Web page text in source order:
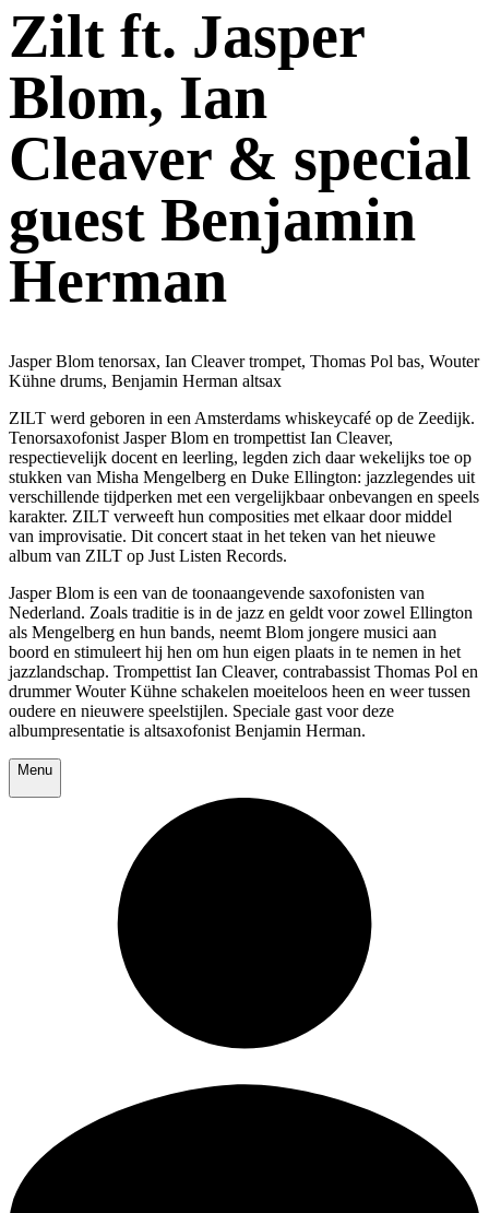
Zilt ft. Jasper
Blom, Ian
Cleaver & special
guest Benjamin
Herman
Jasper Blom tenorsax, Ian Cleaver trompet, Thomas Pol bas, Wouter
Kühne drums, Benjamin Herman altsax
ZILT werd geboren in een Amsterdams whiskeycafé op de Zeedijk.
Tenorsaxofonist Jasper Blom en trompettist Ian Cleaver,
respectievelijk docent en leerling, legden zich daar wekelijks toe op
stukken van Misha Mengelberg en Duke Ellington: jazzlegendes uit
verschillende tijdperken met een vergelijkbaar onbevangen en speels
karakter. ZILT verweeft hun composities met elkaar door middel
van improvisatie. Dit concert staat in het teken van het nieuwe
album van ZILT op Just Listen Records.
Jasper Blom is een van de toonaangevende saxofonisten van
Nederland. Zoals traditie is in de jazz en geldt voor zowel Ellington
als Mengelberg en hun bands, neemt Blom jongere musici aan
boord en stimuleert hij hen om hun eigen plaats in te nemen in het
jazzlandschap. Trompettist Ian Cleaver, contrabassist Thomas Pol en
drummer Wouter Kühne schakelen moeiteloos heen en weer tussen
oudere en nieuwere speelstijlen. Speciale gast voor deze
albumpresentatie is altsaxofonist Benjamin Herman.
Menu